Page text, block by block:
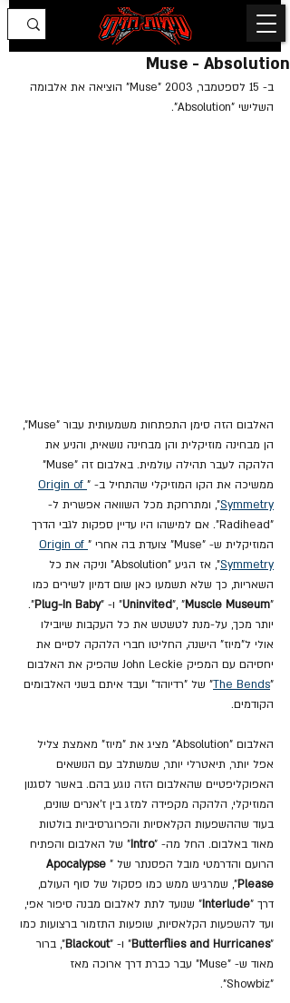
Muse - Absolution
ב- 15 לספטמבר, 2003 "Muse" הוציאה את אלבומה
השלישי "Absolution".
האלבום הזה סימן התפתחות משמעותית עבור "Muse",
הן מבחינה מוזיקלית והן מבחינה נושאית, והניע את
הלהקה לעבר תהילה עולמית. באלבום זה "Muse"
ממשיכה את הקו המוזיקלי שהתחיל ב- " Origin of
Symmetry", ומתרחקת מכל השוואה אפשרית ל-
"Radihead". אם למישהו היו עדיין ספקות לגבי הדרך
המוזיקלית ש- "Muse" צועדת בה אחרי "
Origin of
Symmetry
", אז הגיע "Absolution" וניקה את כל
השאריות, כך שלא תשמעו כאן שום דמיון לשירים כמו
"
Uninvited", "Muscle Museum " ו- "Plug-In Baby
".
יותר מכך, על-מנת לטשטש את כל העקבות שיובילו
אולי ל"מיוז" הישנה, החליטו חברי הלהקה לסיים את
יחסיהם עם המפיק John Leckie שהפיק את האלבום
"
The Bends" של "רדיוהד" ועבד איתם בשני האלבומים
הקודמים.
האלבום "Absolution" מציג את "מיוז" מאמצת צליל
אפל יותר, תיאטרלי יותר, שמשתלב עם הנושאים
האפוקליפטיים שהאלבום הזה נוגע בהם. באשר לסגנון
המוזיקלי, הלהקה מקפידה למזג בין ז'אנרים שונים,
בעוד שההשפעות הקלאסיות והפרוגרסיביות בולטות
מאוד באלבום. החל מה- "Intro" של האלבום והפתיח
הרועם והדרמטי מובל הפסנתר של " Apocalypse
Please", שמרגיש ממש כמו פסקול של סוף העולם,
דרך "Interlude" שנועד לתת לאלבום מבנה סיפור אפי,
ועד להשפעות הקלאסיות, שופעות התזמור ברצועות כמו
"
Butterflies and Hurricanes" ו- "Blackout", ברור
מאוד ש- "Muse" עבר כברת דרך ארוכה מאז
"Showbiz".